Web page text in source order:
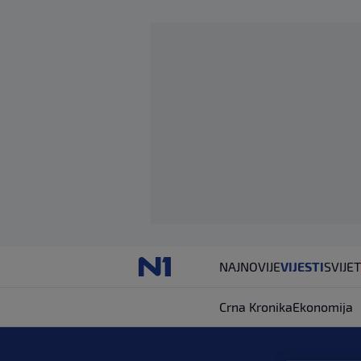
NAJNOVIJEVIJESTISVIJET
Crna KronikaEkonomija